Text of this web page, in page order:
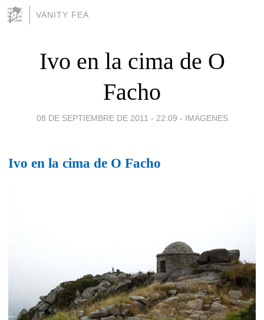
VANITY FEA
Ivo en la cima de O
Facho
08 DE SEPTIEMBRE DE 2011 - 22:09 - IMÁGENES
Ivo en la cima de O Facho